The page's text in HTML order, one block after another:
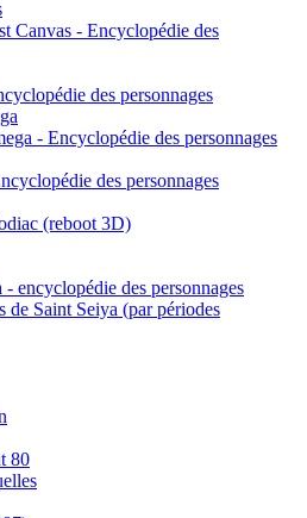
Canvas - Encyclopédie des
des personnages
- Encyclopédie des personnages
des personnages
(reboot 3D)
encyclopédie des personnages
de Saint Seiya (par périodes
80